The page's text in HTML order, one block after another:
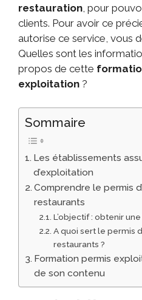
restauration, pour
clients. Pour avoir ce
autorise ce service, vous
Quelles sont les
propos de cette
exploitation ?
Sommaire
Les établissements
d’exploitation
Comprendre le permis
restaurants
L’objectif : obtenir
A quoi sert le permis
restaurants ?
Formation permis
de son contenu